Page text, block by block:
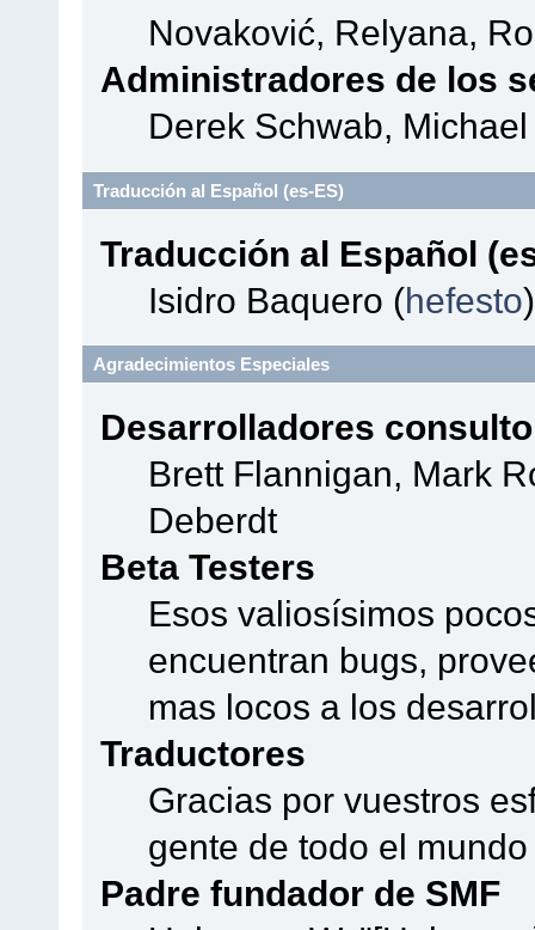
Novaković, Relyana,
Administradores de los
Derek Schwab,
Traducción al Español (es-ES)
Traducción al Español
Isidro Baquero (hefesto)
Agradecimientos Especiales
Desarrolladores
Brett Flannigan, Mark
Deberdt
Beta Testers
Esos valiosísimos
encuentran bugs,
mas locos a los
Traductores
Gracias por vuestros
gente de todo el
Padre fundador de SMF